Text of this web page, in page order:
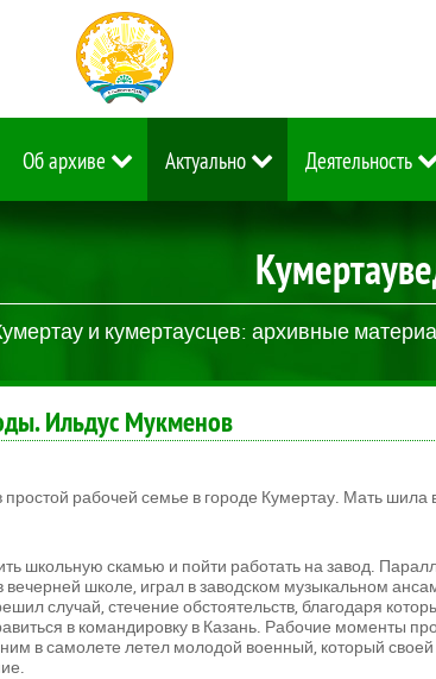
Об архиве Актуально Деятельность
и кумертаусцев: архивные
Ильдус Мукменов
рабочей семье в городе Кумертау. Мать шила
школьную скамью и пойти работать на завод.
школе, играл в заводском музыкальном
случай, стечение обстоятельств, благодаря
в командировку в Казань. Рабочие моменты
в самолете летел молодой военный, который